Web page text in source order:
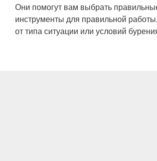
Они помогут вам выбрать
инструменты для правильной
от типа ситуации или условий